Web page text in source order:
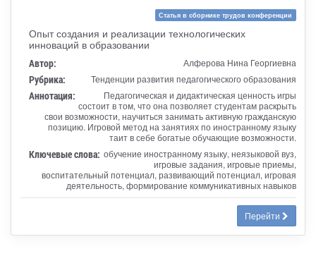
Статья в сборнике трудов конференции
Опыт создания и реализации технологических
инноваций в образовании
Автор: Алферова Нина Георгиевна
Рубрика: Тенденции развития педагогического образования
Аннотация:
Педагогическая и дидактическая ценность игры
состоит в том, что она позволяет студентам раскрыть
свои возможности, научиться занимать активную гражданскую
позицию. Игровой метод на занятиях по иностранному языку
таит в себе богатые обучающие возможности.
Ключевые слова: обучение иностранному языку, неязыковой вуз,
игровые задания, игровые приемы,
воспитательный потенциал, развивающий потенциал, игровая
деятельность, формирование коммуникативных навыков
Перейти